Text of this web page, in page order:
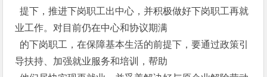
提下，推进下岗职工出中心，并积极做好下岗职工再就
业工作。对目前仍在中心和协议期满
的下岗职工，在保障基本生活的前提下，要通过政策引
导扶持、加强就业服务和培训，帮助